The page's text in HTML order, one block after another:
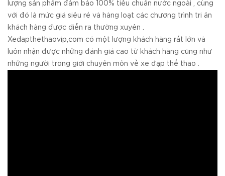
lượng sản phẩm đảm bảo 100% tiêu chuẩn nước ngoài , cùng
với đó là mức giá siêu rẻ và hàng loạt các chương trình tri ân
khách hàng được diễn ra thường xuyên .
Xedapthethaovip,com có một lượng khách hàng rất lớn và
luôn nhận được những đánh giá cao từ khách hàng cũng như
những người trong giới chuyên môn về xe đạp thể thao .